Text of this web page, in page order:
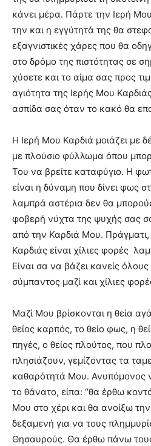
κάνει μέρα. Πάρτε την Ιερή
την και η εγγύτητά της θα
εξαγνιστικές χάρες που θα
στο δρόμο της πιστότητας σε
χύσετε και το αίμα σας προς
αγιότητα της Ιερής Μου
ασπίδα σας όταν το κακό θα
Η Ιερή Μου Καρδιά μοιάζει με
με πλούσιο φύλλωμα όπου
Του να βρείτε καταφύγιο. Η
είναι η δύναμη που δίνει φως
λαμπρά αστέρια δεν θα
φοβερή νύχτα της ψυχής σας
από την Καρδιά Μου.
Καρδιάς είναι χίλιες φορές
Είναι σα να βάζει κανείς
σύμπαντος μαζί και χίλιες
Μαζί Μου βρίσκονται η θεία
θείος καρπός, το θείο φως, η
πηγές, ο θείος πλούτος, που
πλησιάζουν, γεμίζοντας τα
καθαρότητά Μου.
το θάνατο, είπα: “θα έρθω
Μου στο χέρι και θα ανοίξω
δεξαμενή για να τους
Θησαυρούς. Θα έρθω πάνω